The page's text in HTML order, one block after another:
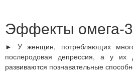
Эффекты омега-3
► У женщин, потребляющих
послеродовая депрессия, а у
развиваются познавательные